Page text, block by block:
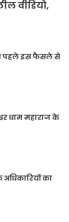
वीडियो,
पहले इस फैसले से
धाम महाराज के
का